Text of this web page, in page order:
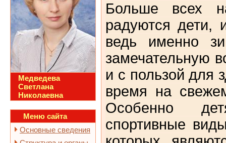
Медведева
Светлана
Николаевна
Меню сайта
Основные сведения
Больше всех
радуются дети,
ведь именно
замечательную
и с пользой для
время на
Особенно
спортивные